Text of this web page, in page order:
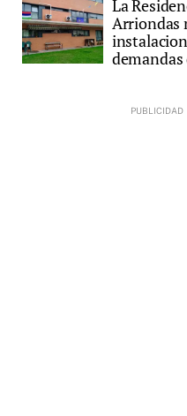
La
Arriondas